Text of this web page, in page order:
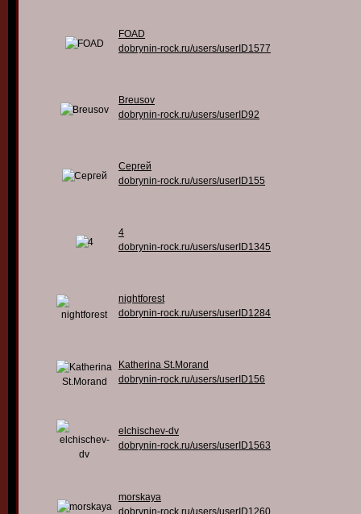
FOAD
dobrynin-rock.ru/users/userID1577
Breusov
dobrynin-rock.ru/users/userID92
Сергей
dobrynin-rock.ru/users/userID155
4
dobrynin-rock.ru/users/userID1345
nightforest
dobrynin-rock.ru/users/userID1284
Katherina St.Morand
dobrynin-rock.ru/users/userID156
elchischev-dv
dobrynin-rock.ru/users/userID1563
morskaya
dobrynin-rock.ru/users/userID1260